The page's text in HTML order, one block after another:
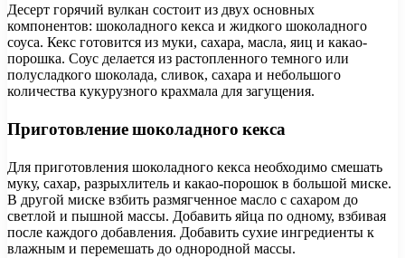
Десерт горячий вулкан состоит из двух основных
компонентов: шоколадного кекса и жидкого шоколадного
соуса. Кекс готовится из муки, сахара, масла, яиц и какао-
порошка. Соус делается из растопленного темного или
полусладкого шоколада, сливок, сахара и небольшого
количества кукурузного крахмала для загущения.
Приготовление шоколадного кекса
Для приготовления шоколадного кекса необходимо смешать
муку, сахар, разрыхлитель и какао-порошок в большой миске.
В другой миске взбить размягченное масло с сахаром до
светлой и пышной массы. Добавить яйца по одному, взбивая
после каждого добавления. Добавить сухие ингредиенты к
влажным и перемешать до однородной массы.